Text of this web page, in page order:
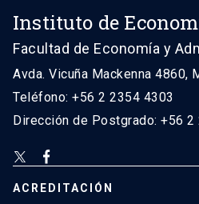
Instituto de
Facultad de Economía y
Avda. Vicuña Mackenna 4860,
Teléfono: +56 2 2354 4303
Dirección de Postgrado: +56 2
ACREDITACIÓN